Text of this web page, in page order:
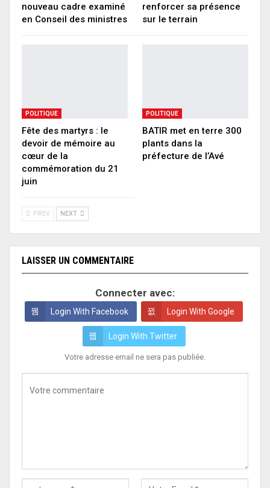
nouveau cadre examiné
en Conseil des ministres
renforcer sa présence
sur le terrain
POLITIQUE
Fête des martyrs : le
devoir de mémoire au
cœur de la
commémoration du 21
juin
POLITIQUE
BATIR met en terre 300
plants dans la
préfecture de l’Avé
PREV NEXT
LAISSER UN COMMENTAIRE
Connecter avec:
Login With Facebook Login With Google
Login With Twitter
Votre adresse email ne sera pas publiée.